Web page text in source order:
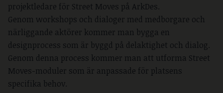
projektledare för Street Moves på ArkDes.
Genom workshops och dialoger med medborgare och
närliggande aktörer kommer man bygga en
designprocess som är byggd på delaktighet och dialog.
Genom denna process kommer man att utforma Street
Moves-moduler som är anpassade för platsens
specifika behov.